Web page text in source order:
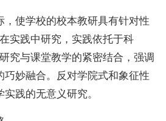
，使学校的校本教研具有针对性
实践中研究，实践依托于科
究与课堂教学的紧密结合，强调
巧妙融合。反对学院式和象征性
践的无意义研究。